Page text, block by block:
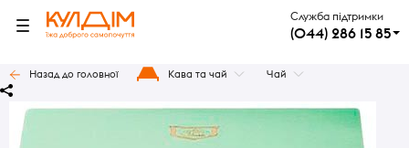
Служба підтримки
(044) 286 15 85
Назад до головної Кава та чай Чай